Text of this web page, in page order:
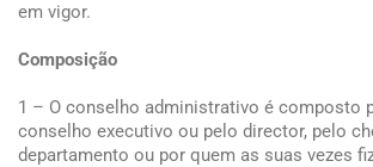
em vigor.
Composição
1 – O conselho administrativo é composto
conselho executivo ou pelo director, pelo
departamento ou por quem as suas vezes